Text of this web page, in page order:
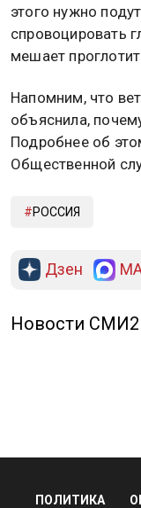
этого нужно
спровоцировать
мешает
Напомним, что
объяснила,
Подробнее об
Общественной
РОССИЯ
Дзен
Новости СМИ2
ПОЛИТИКА